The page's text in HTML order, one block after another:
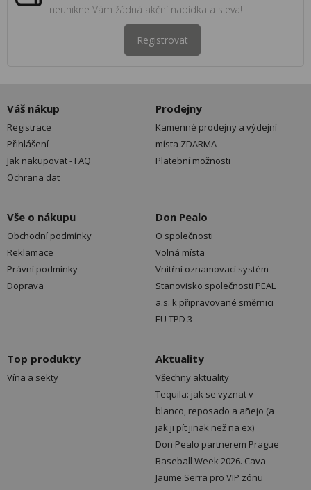
neunikne Vám žádná akční nabídka a sleva!
Registrovat
Váš nákup
Registrace
Přihlášení
Jak nakupovat - FAQ
Ochrana dat
Prodejny
Kamenné prodejny a výdejní
místa ZDARMA
Platební možnosti
Vše o nákupu
Obchodní podmínky
Reklamace
Právní podmínky
Doprava
Don Pealo
O společnosti
Volná místa
Vnitřní oznamovací systém
Stanovisko společnosti PEAL
a.s. k připravované směrnici
EU TPD 3
Top produkty
Vína a sekty
Aktuality
Všechny aktuality
Tequila: jak se vyznat v
blanco, reposado a añejo (a
jak ji pít jinak než na ex)
Don Pealo partnerem Prague
Baseball Week 2026. Cava
Jaume Serra pro VIP zónu